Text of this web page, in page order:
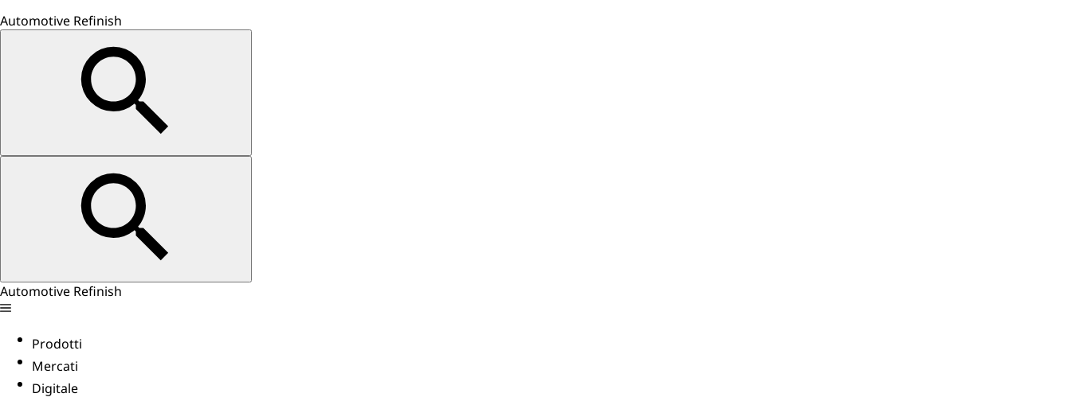
Automotive Refinish
Automotive Refinish
Prodotti
Mercati
Digitale